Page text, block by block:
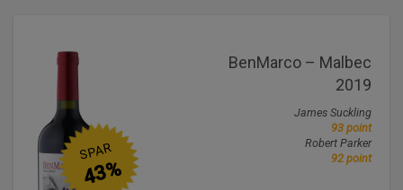
BenMarco – Malbec
2019
James Suckling
93 point
Robert Parker
92 point
SPAR
43%